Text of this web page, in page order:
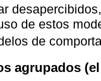
de estos
de
agrupados